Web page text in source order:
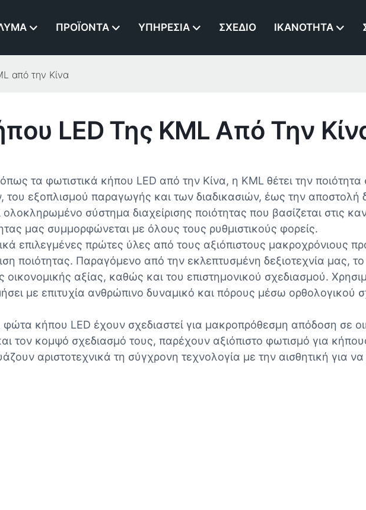
ΠΡΟΪΌΝΤΑ ΥΠΗΡΕΣΊΑ ΣΧΈΔΙΟ ΙΚΑΝΌΤΗΤΑ
από την Κίνα
LED Της KML Από Την
τα φωτιστικά κήπου LED από την Κίνα, η KML θέτει την
εξοπλισμού παραγωγής και των διαδικασιών, έως την αποστολή
σύστημα διαχείρισης ποιότητας που βασίζεται στις
μας συμμορφώνεται με όλους τους ρυθμιστικούς φορείς.
επιλεγμένες πρώτες ύλες από τους αξιόπιστους μακροχρόνιους
ποιότητας. Παραγόμενο από την εκλεπτυσμένη δεξιοτεχνία μας,
οικονομικής αξίας, καθώς και του επιστημονικού σχεδιασμού.
με επιτυχία ανθρώπινο δυναμικό και πόρους μέσω ορθολογικού
κήπου LED έχουν σχεδιαστεί για μακροπρόθεσμη απόδοση σε
τον κομψό σχεδιασμό τους, παρέχουν αξιόπιστο φωτισμό για
αριστοτεχνικά τη σύγχρονη τεχνολογία με την αισθητική για